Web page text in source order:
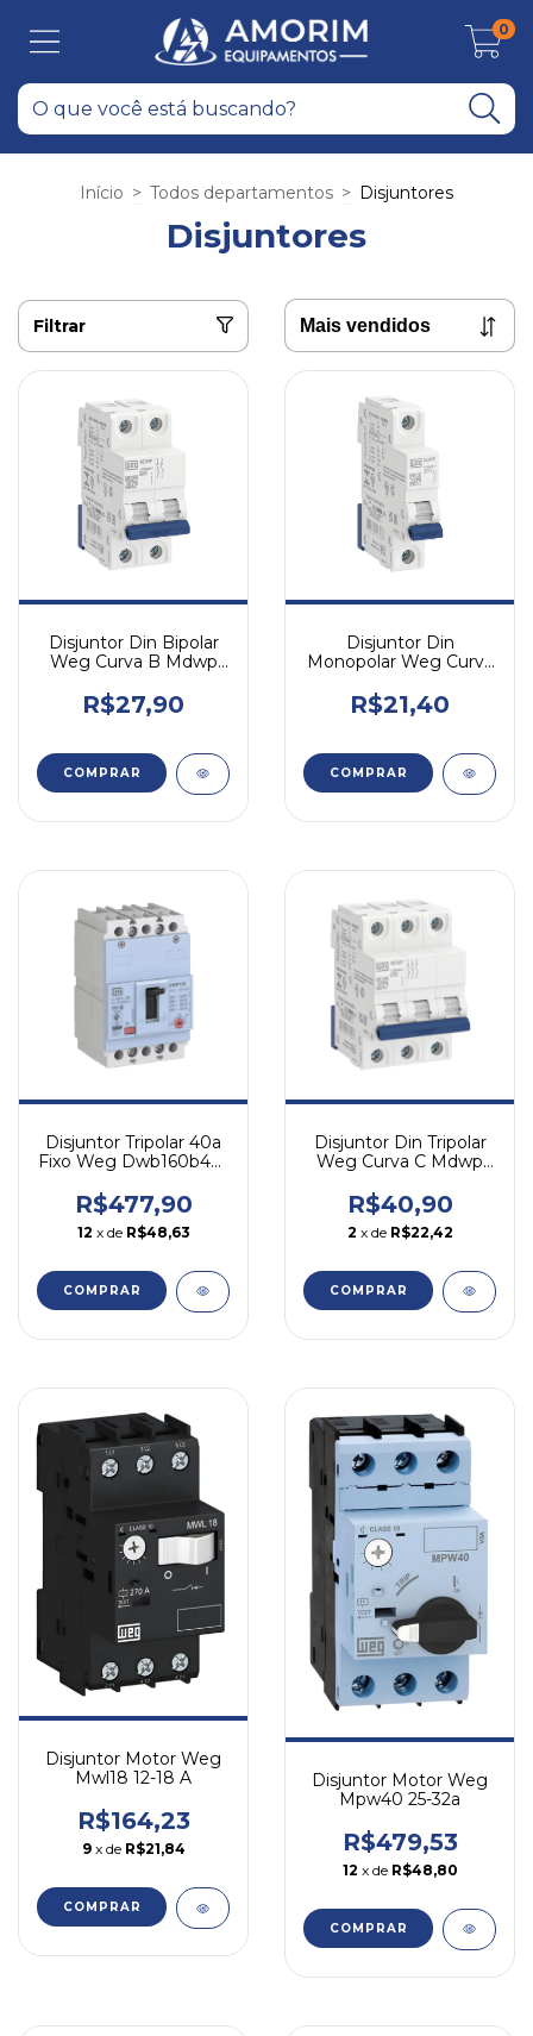
0
Início > Todos departamentos > Disjuntores
Disjuntores
Filtrar
Disjuntor Din Bipolar
Weg Curva B Mdwp
R$27,90
COMPRAR
Disjuntor Din
Monopolar Weg Curva
R$21,40
COMPRAR
Disjuntor Tripolar 40a
Fixo Weg Dwb160b40-
R$477,90
12 x de R$48,63
COMPRAR
Disjuntor Din Tripolar
Weg Curva C Mdwp
R$40,90
2 x de R$22,42
COMPRAR
Disjuntor Motor Weg
Mwl18 12-18 A
R$164,23
9 x de R$21,84
COMPRAR
Disjuntor Motor Weg
Mpw40 25-32a
R$479,53
12 x de R$48,80
COMPRAR